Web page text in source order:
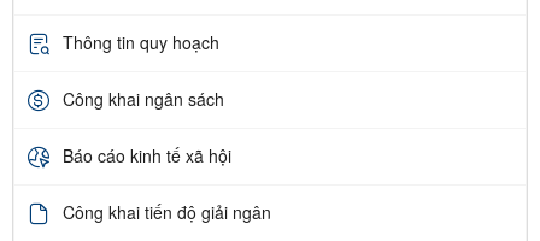
Thông tin quy hoạch
Công khai ngân sách
Báo cáo kinh tế xã hội
Công khai tiến độ giải ngân